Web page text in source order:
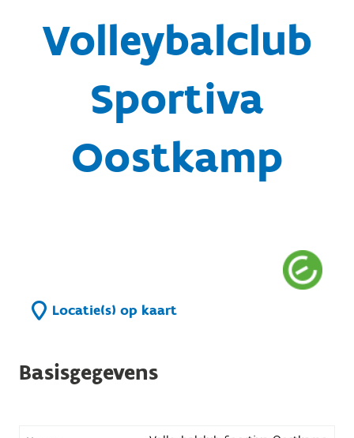
Volleybalclub
Sportiva
Oostkamp
Locatie(s) op kaart
Basisgegevens